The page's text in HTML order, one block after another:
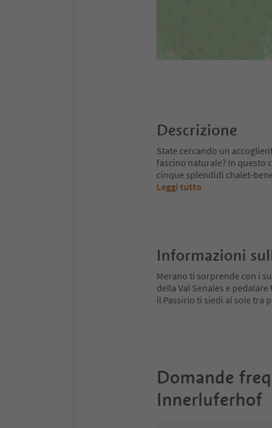
Descrizione
State cercando un
fascino naturale? In questo
cinque splendidi chalet-
Leggi tutto
Informazioni
Merano ti sorprende con i
della Val Senales e
il Passirio ti siedi al sole tra
Domande
Innerluferhof